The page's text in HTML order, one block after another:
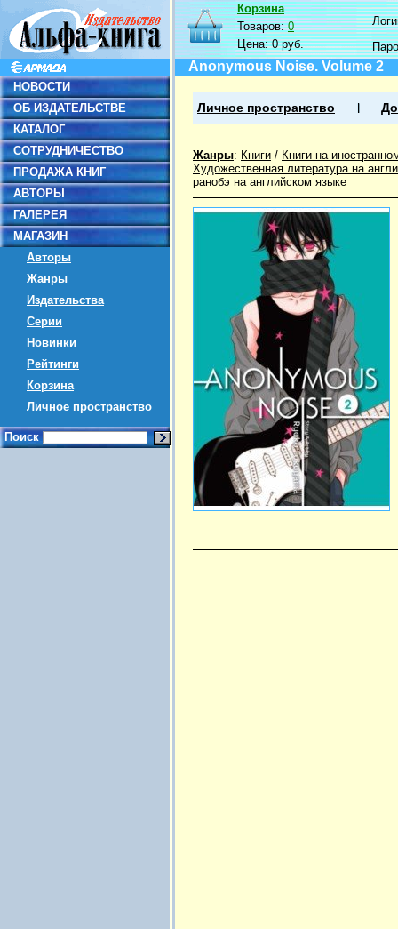
НОВОСТИ
ОБ ИЗДАТЕЛЬСТВЕ
КАТАЛОГ
СОТРУДНИЧЕСТВО
ПРОДАЖА КНИГ
АВТОРЫ
ГАЛЕРЕЯ
МАГАЗИН
Авторы
Жанры
Издательства
Серии
Новинки
Рейтинги
Корзина
Личное пространство
Поиск
Корзина
Товаров:0
Цена:0 руб.
Anonymous Noise. Volume 2
Личное пространство
Жанры: Книги / Книги на
Художественная литература на
ранобэ на английском языке